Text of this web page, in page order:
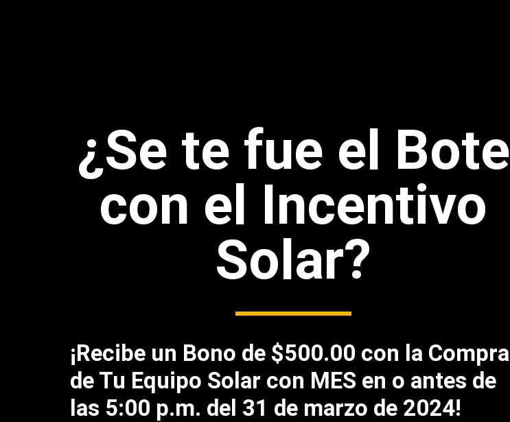
¿Se te fue el Bote
con el Incentivo
Solar?
¡Recibe un Bono de $500.00 con la Compra
de Tu Equipo Solar con MES en o antes de
las 5:00 p.m. del 31 de marzo de 2024!